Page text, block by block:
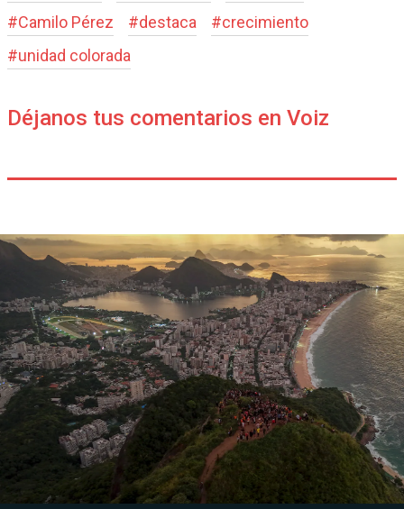
#Camilo Pérez #destaca #crecimiento
#unidad colorada
Déjanos tus comentarios en Voiz